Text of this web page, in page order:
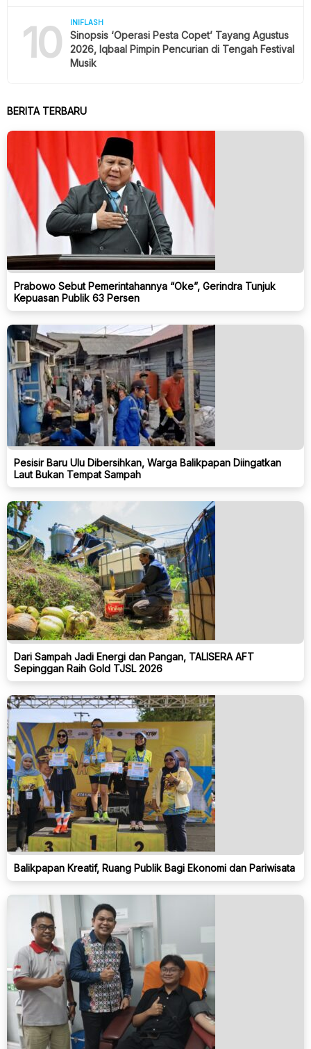
10 INIFLASH
Sinopsis ‘Operasi Pesta Copet’ Tayang Agustus
2026, Iqbaal Pimpin Pencurian di Tengah Festival
Musik
BERITA TERBARU
Prabowo Sebut Pemerintahannya “Oke”, Gerindra Tunjuk
Kepuasan Publik 63 Persen
Pesisir Baru Ulu Dibersihkan, Warga Balikpapan Diingatkan
Laut Bukan Tempat Sampah
Dari Sampah Jadi Energi dan Pangan, TALISERA AFT
Sepinggan Raih Gold TJSL 2026
Balikpapan Kreatif, Ruang Publik Bagi Ekonomi dan Pariwisata